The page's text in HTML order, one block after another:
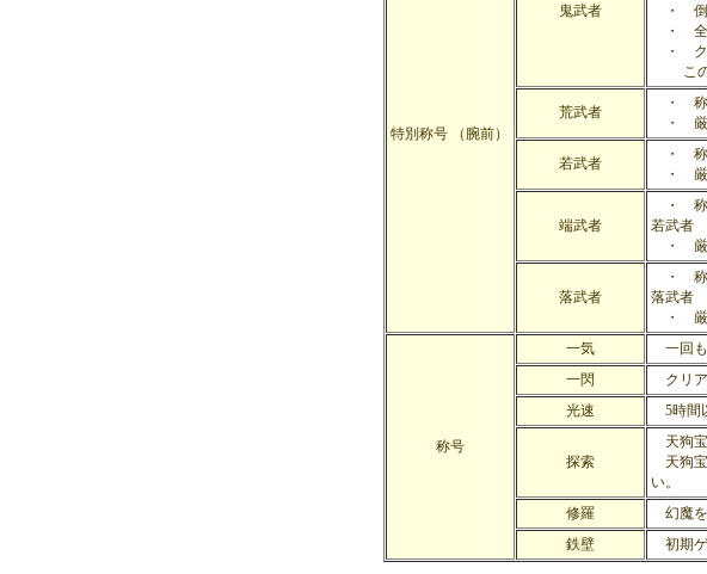
特別称号 （腕前）
鬼武者
・ 倒
・ 全
・ ク
この５
荒武者
・ 称
・ 厳
若武者
・ 称
・ 厳
端武者
・ 称
若武者
・ 厳
落武者
・ 称
落武者
・ 厳
称号
一気
一回も
一閃
クリア
光速
5時間
探索
天狗宝
天狗宝
い。
修羅
幻魔を
鉄壁
初期ゲ